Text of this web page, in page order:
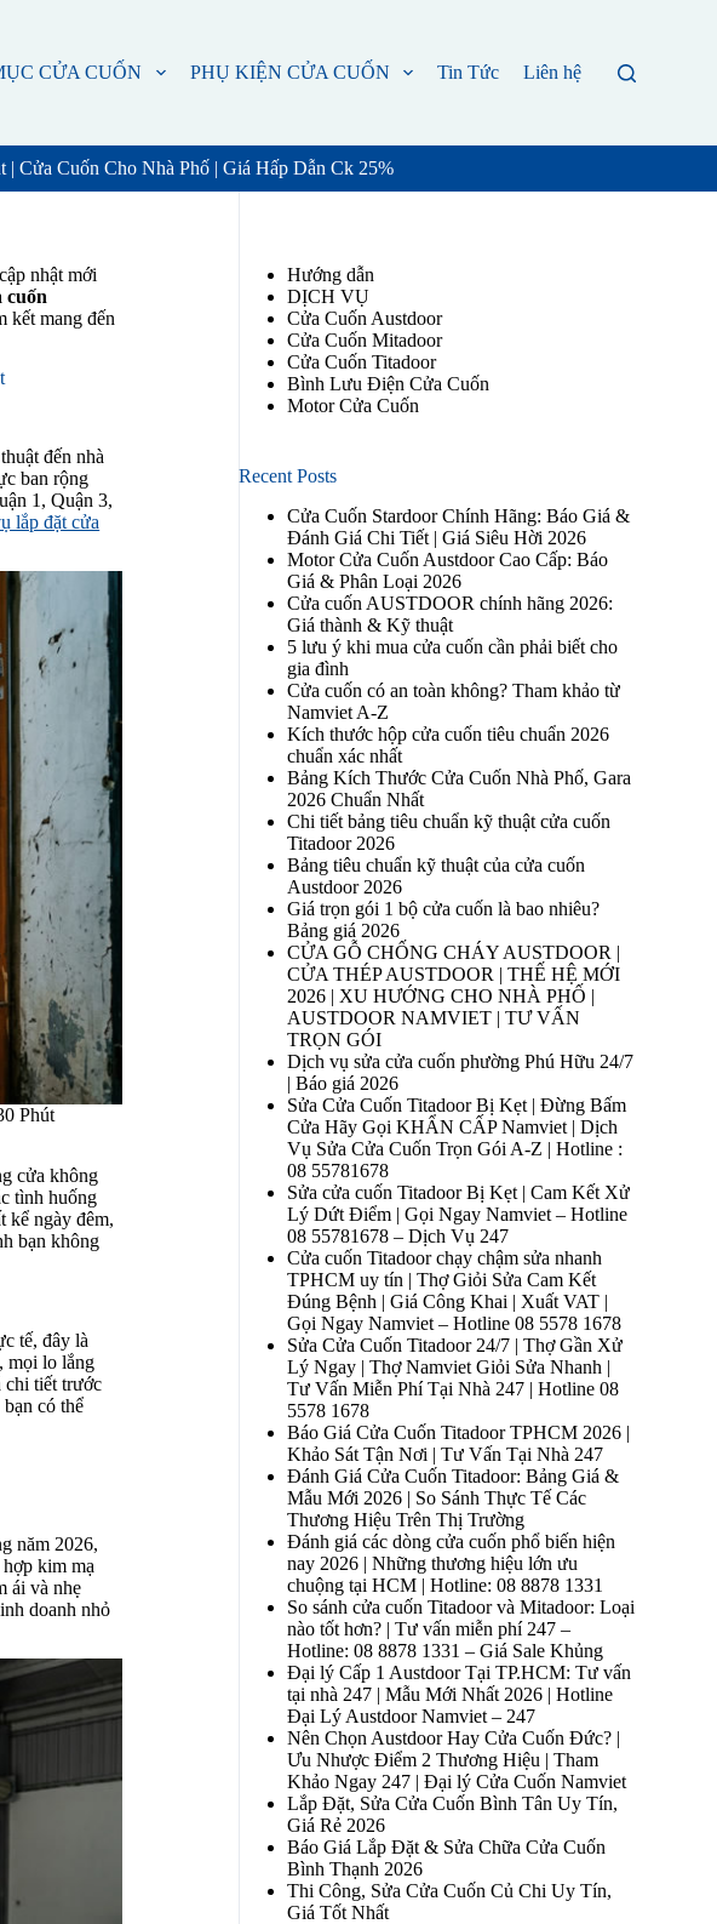
CỬA CUỐN PHỤ KIỆN CỬA CUỐN Tin Tức Liên hệ
Cửa Cuốn Cho Nhà Phố | Giá Hấp Dẫn Ck 25%
nhật mới
cuốn
kết mang đến
đến nhà
ban rộng
1, Quận 3,
lắp đặt cửa
Phút
cửa không
tình huống
kể ngày đêm,
bạn không
tế, đây là
mọi lo lắng
chi tiết trước
có thể
năm 2026,
kim mạ
ái và nhẹ
doanh nhỏ
Hướng dẫn
DỊCH VỤ
Cửa Cuốn Austdoor
Cửa Cuốn Mitadoor
Cửa Cuốn Titadoor
Bình Lưu Điện Cửa Cuốn
Motor Cửa Cuốn
Recent Posts
Cửa Cuốn Stardoor Chính Hãng: Báo Giá &
Đánh Giá Chi Tiết | Giá Siêu Hời 2026
Motor Cửa Cuốn Austdoor Cao Cấp: Báo
Giá & Phân Loại 2026
Cửa cuốn AUSTDOOR chính hãng 2026:
Giá thành & Kỹ thuật
5 lưu ý khi mua cửa cuốn cần phải biết cho
gia đình
Cửa cuốn có an toàn không? Tham khảo từ
Namviet A-Z
Kích thước hộp cửa cuốn tiêu chuẩn 2026
chuẩn xác nhất
Bảng Kích Thước Cửa Cuốn Nhà Phố, Gara
2026 Chuẩn Nhất
Chi tiết bảng tiêu chuẩn kỹ thuật cửa cuốn
Titadoor 2026
Bảng tiêu chuẩn kỹ thuật của cửa cuốn
Austdoor 2026
Giá trọn gói 1 bộ cửa cuốn là bao nhiêu?
Bảng giá 2026
CỬA GỖ CHỐNG CHÁY AUSTDOOR |
CỬA THÉP AUSTDOOR | THẾ HỆ MỚI
2026 | XU HƯỚNG CHO NHÀ PHỐ |
AUSTDOOR NAMVIET | TƯ VẤN
TRỌN GÓI
Dịch vụ sửa cửa cuốn phường Phú Hữu 24/7
| Báo giá 2026
Sửa Cửa Cuốn Titadoor Bị Kẹt | Đừng Bấm
Cửa Hãy Gọi KHẨN CẤP Namviet | Dịch
Vụ Sửa Cửa Cuốn Trọn Gói A-Z | Hotline :
08 55781678
Sửa cửa cuốn Titadoor Bị Kẹt | Cam Kết Xử
Lý Dứt Điểm | Gọi Ngay Namviet – Hotline
08 55781678 – Dịch Vụ 247
Cửa cuốn Titadoor chạy chậm sửa nhanh
TPHCM uy tín | Thợ Giỏi Sửa Cam Kết
Đúng Bệnh | Giá Công Khai | Xuất VAT |
Gọi Ngay Namviet – Hotline 08 5578 1678
Sửa Cửa Cuốn Titadoor 24/7 | Thợ Gần Xử
Lý Ngay | Thợ Namviet Giỏi Sửa Nhanh |
Tư Vấn Miễn Phí Tại Nhà 247 | Hotline 08
5578 1678
Báo Giá Cửa Cuốn Titadoor TPHCM 2026 |
Khảo Sát Tận Nơi | Tư Vấn Tại Nhà 247
Đánh Giá Cửa Cuốn Titadoor: Bảng Giá &
Mẫu Mới 2026 | So Sánh Thực Tế Các
Thương Hiệu Trên Thị Trường
Đánh giá các dòng cửa cuốn phổ biến hiện
nay 2026 | Những thương hiệu lớn ưu
chuộng tại HCM | Hotline: 08 8878 1331
So sánh cửa cuốn Titadoor và Mitadoor: Loại
nào tốt hơn? | Tư vấn miễn phí 247 –
Hotline: 08 8878 1331 – Giá Sale Khủng
Đại lý Cấp 1 Austdoor Tại TP.HCM: Tư vấn
tại nhà 247 | Mẫu Mới Nhất 2026 | Hotline
Đại Lý Austdoor Namviet – 247
Nên Chọn Austdoor Hay Cửa Cuốn Đức? |
Ưu Nhược Điểm 2 Thương Hiệu | Tham
Khảo Ngay 247 | Đại lý Cửa Cuốn Namviet
Lắp Đặt, Sửa Cửa Cuốn Bình Tân Uy Tín,
Giá Rẻ 2026
Báo Giá Lắp Đặt & Sửa Chữa Cửa Cuốn
Bình Thạnh 2026
Thi Công, Sửa Cửa Cuốn Củ Chi Uy Tín,
Giá Tốt Nhất